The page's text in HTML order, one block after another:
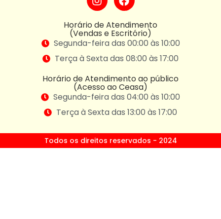
Horário de Atendimento
(Vendas e Escritório)
Segunda-feira das 00:00 às 10:00
Terça à Sexta das 08:00 às 17:00
Horário de Atendimento ao público
(Acesso ao Ceasa)
Segunda-feira das 04:00 às 10:00
Terça à Sexta das 13:00 às 17:00
Todos os direitos reservados - 2024